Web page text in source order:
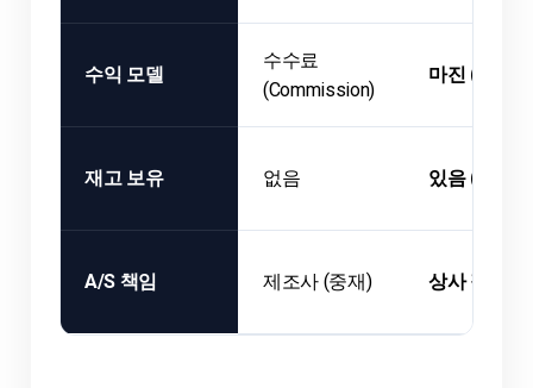
수익 모델
수수료
(Commission)
마진
재고 보유 없음 있음 (즉시
A/S 책임 제조사 (중재) 상사 직접